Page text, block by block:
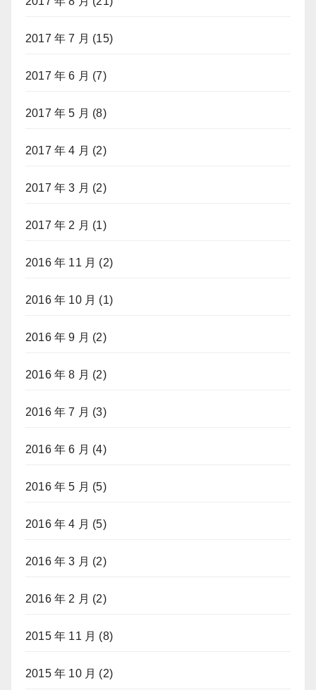
2017 年 7 月 (15)
2017 年 6 月 (7)
2017 年 5 月 (8)
2017 年 4 月 (2)
2017 年 3 月 (2)
2017 年 2 月 (1)
2016 年 11 月 (2)
2016 年 10 月 (1)
2016 年 9 月 (2)
2016 年 8 月 (2)
2016 年 7 月 (3)
2016 年 6 月 (4)
2016 年 5 月 (5)
2016 年 4 月 (5)
2016 年 3 月 (2)
2016 年 2 月 (2)
2015 年 11 月 (8)
2015 年 10 月 (2)